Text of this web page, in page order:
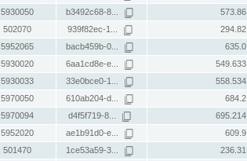
5930050 b3492c68-8... 573.86
502070 939f82ec-1... 294.82
5952065 bacb459b-0... 635.0
5930020 6aa1cd8e-e... 549.633
5930033 33e0bce0-1... 558.534
5970050 610ab204-d... 684.2
5970094 d4f5f719-8... 695.214
5952020 ae1b91d0-e... 609.9
501470 1ce53a59-3... 236.31